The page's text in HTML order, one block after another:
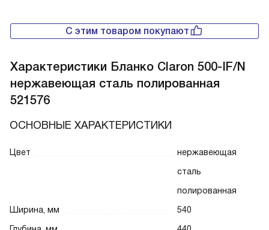
С этим товаром покупают
Характеристики Бланко Claron 500-IF/N
нержавеющая сталь полированная
521576
ОСНОВНЫЕ ХАРАКТЕРИСТИКИ
Цвет
нержавеющая
сталь
полированная
Ширина, мм
540